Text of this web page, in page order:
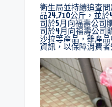
衛生局並持續追查
品24,710公斤，並
司於5月向福壽公司
司於4月向福壽公司
沙拉等產品，雖產
資訊，以保障消費